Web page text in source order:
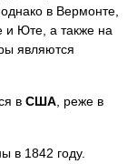
в Вермонте,
и Юте, а также на
являются
в США , реже в
в 1842 году.